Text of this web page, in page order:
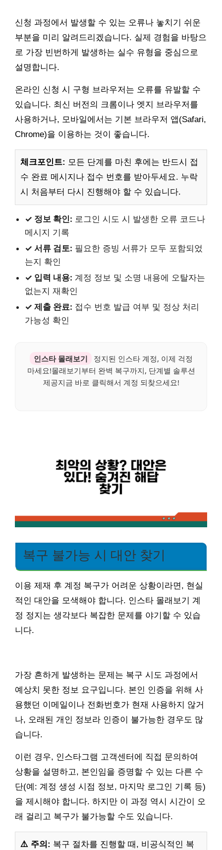
신청 과정에서 발생할 수 있는 오류나 놓치기 쉬운
부분을 미리 알려드리겠습니다. 실제 경험을 바탕으
로 가장 빈번하게 발생하는 실수 유형을 중심으로
설명합니다.
온라인 신청 시 구형 브라우저는 오류를 유발할 수
있습니다. 최신 버전의 크롬이나 엣지 브라우저를
사용하거나, 모바일에서는 기본 브라우저 앱(Safari,
Chrome)을 이용하는 것이 좋습니다.
체크포인트: 모든 단계를 마친 후에는 반드시 접
수 완료 메시지나 접수 번호를 받아두세요. 누락
시 처음부터 다시 진행해야 할 수 있습니다.
✓ 정보 확인: 로그인 시도 시 발생한 오류 코드나
메시지 기록
✓ 서류 검토: 필요한 증빙 서류가 모두 포함되었
는지 확인
✓ 입력 내용: 계정 정보 및 소명 내용에 오탈자는
없는지 재확인
✓ 제출 완료: 접수 번호 발급 여부 및 정상 처리
가능성 확인
인스타 몰래보기
정지된 인스타 계정, 이제 걱정
마세요!몰래보기부터 완벽 복구까지, 단계별 솔루션
제공지금 바로 클릭해서 계정 되찾으세요!
복구 불가능 시 대안 찾기
이용 제재 후 계정 복구가 어려운 상황이라면, 현실
적인 대안을 모색해야 합니다. 인스타 몰래보기 계
정 정지는 생각보다 복잡한 문제를 야기할 수 있습
니다.
가장 흔하게 발생하는 문제는 복구 시도 과정에서
예상치 못한 정보 요구입니다. 본인 인증을 위해 사
용했던 이메일이나 전화번호가 현재 사용하지 않거
나, 오래된 개인 정보라 인증이 불가능한 경우도 많
습니다.
이런 경우, 인스타그램 고객센터에 직접 문의하여
상황을 설명하고, 본인임을 증명할 수 있는 다른 수
단(예: 계정 생성 시점 정보, 마지막 로그인 기록 등)
을 제시해야 합니다. 하지만 이 과정 역시 시간이 오
래 걸리고 복구가 불가능할 수도 있습니다.
⚠️ 주의: 복구 절차를 진행할 때, 비공식적인 복